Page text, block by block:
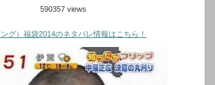
590357 views
ング）福袋2014のネタバレ情報はこちら！